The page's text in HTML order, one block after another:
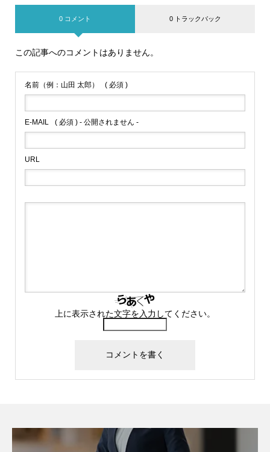
0 コメント 0 トラックバック
この記事へのコメントはありません。
名前（例：山田 太郎） ( 必須 )
E-MAIL ( 必須 ) - 公開されません -
URL
上に表示された文字を入力してください。